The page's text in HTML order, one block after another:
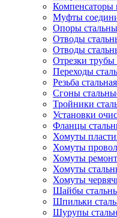
Компенсаторы
Муфты
Опоры
Отводы
Отводы
Отрезки
Переходы
Резьба стальная
Сгоны
Тройники
Установки
Фланцы
Хомуты
Хомуты
Хомуты
Хомуты
Хомуты
Шайбы
Шпильки
Шурупы